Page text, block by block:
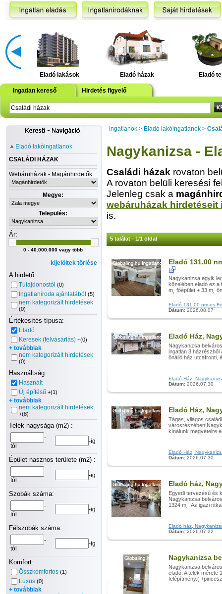
Eladó lakások Eladó házak Eladó
Ingatlan kereső Hirdetés figyelő
Eladó lakóingatlanok
CSALÁDI HÁZAK
Webáruházak - Magánhirdetők:
Megye:
Település:
Ár:
0 - 40.000.000 vagy több
kijelöltek törlése
A hirdető:
Tulajdonostól (0)
Ingatlaniroda ajánlatából (5)
nem kategorizált hirdetések
(0)
Értékesítés típusa:
Eladó
Keresek (felvásárlás) +(0)
+ továbbiak
nem kategorizált hirdetések
(0)
Használtság:
Használt
Új építésű +(1)
+ továbbiak
nem kategorizált hirdetések
+(8)
Telek nagysága (m2) :
-
tól
-ig
Épület hasznos területe (m2) :
-
tól
-ig
Szobák száma:
-
tól
-ig
Félszobák száma:
-
tól
-ig
Komfort:
Összkomfortos (1)
Luxus (0)
+ továbbiak
Ingatlanok > Eladó lakóingatlanok >
Nagykanizsa -
Családi házak rovaton
A rovaton belüli keresési
Jelenleg csak a
webáruházak hirdetéseit
is.
5 találat - 1/1 oldal
Eladó 131.00
Nagykanizsa egyik
közelében eladó ez a
m˛ főépület + 33 m˛
Eladó 131.00 nm-es
Dátum: 2026.08.07
Eladó Ház,
Nagykanizsa
ingatlan 3 házrészből
önálló ház utcafronti,
Eladó Ház,
Dátum: 2026.07.30
Eladó Ház,
Tágas, világos
kínálunk megvételre
Eladó Ház,
Dátum: 2026.07.30
Eladó ház,
Egyedi tervezésű és
Nagykanizsa
1324 m˛. Az igazi
Eladó ház,
Dátum: 2026.07.22
Nagykanizsa
Nagykanizsa
eladó. A telek mérete
felépítmény.(